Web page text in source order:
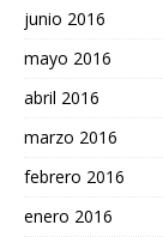
junio 2016
mayo 2016
abril 2016
marzo 2016
febrero 2016
enero 2016